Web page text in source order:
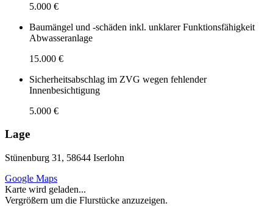
5.000 €
Baumängel und -schäden inkl. unklarer Funktionsfähigkeit
Abwasseranlage
15.000 €
Sicherheitsabschlag im ZVG wegen fehlender
Innenbesichtigung
5.000 €
Lage
Stünenburg 31, 58644 Iserlohn
Google Maps
Karte wird geladen...
Vergrößern um die Flurstücke anzuzeigen.